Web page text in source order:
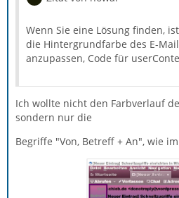
Wenn Sie eine Lösung finden,
die Hintergrundfarbe des E-
anzupassen, Code für
Ich wollte nicht den Farbverlauf
sondern nur die
Begriffe "Von, Betreff + An", wie